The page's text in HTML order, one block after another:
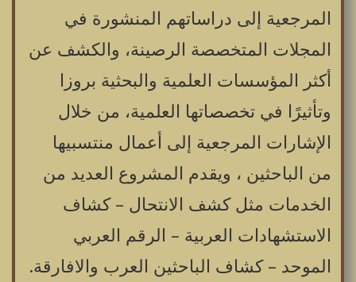
المرجعية إلى دراساتهم المنشورة في
المجلات المتخصصة الرصينة، والكشف عن
أكثر المؤسسات العلمية والبحثية بروزا
وتأثيرًا في تخصصاتها العلمية، من خلال
الإشارات المرجعية إلى أعمال منتسبيها
من الباحثين ، ويقدم المشروع العديد من
الخدمات مثل كشف الانتحال – كشاف
الاستشهادات العربية – الرقم العربي
الموحد – كشاف الباحثين العرب والافارقة.